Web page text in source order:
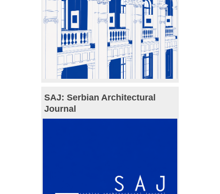
SAJ: Serbian Architectural
Journal